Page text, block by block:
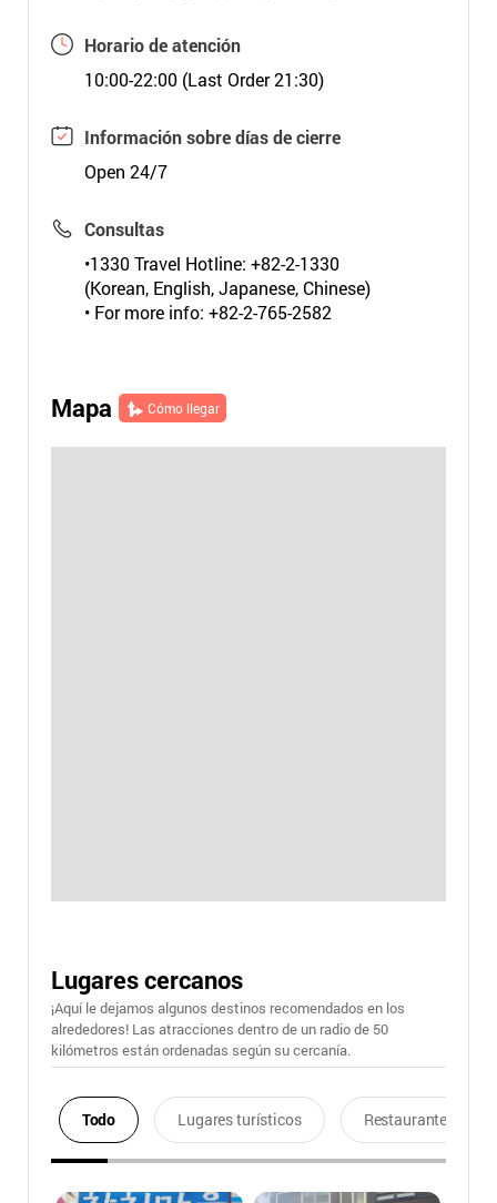
Horario de atención
10:00-22:00 (Last Order 21:30)
Información sobre días de cierre
Open 24/7
Consultas
•1330 Travel Hotline: +82-2-1330
(Korean, English, Japanese, Chinese)
• For more info: +82-2-765-2582
Mapa Cómo llegar
Lugares cercanos
¡Aquí le dejamos algunos destinos recomendados en los
alrededores! Las atracciones dentro de un radio de 50
kilómetros están ordenadas según su cercanía.
Todo Lugares turísticos Restaurantes